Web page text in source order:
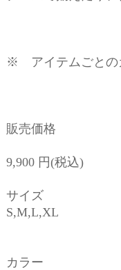
※ アイテムごとの
販売価格
9,900 円(税込)
サイズ
S,M,L,XL
カラー